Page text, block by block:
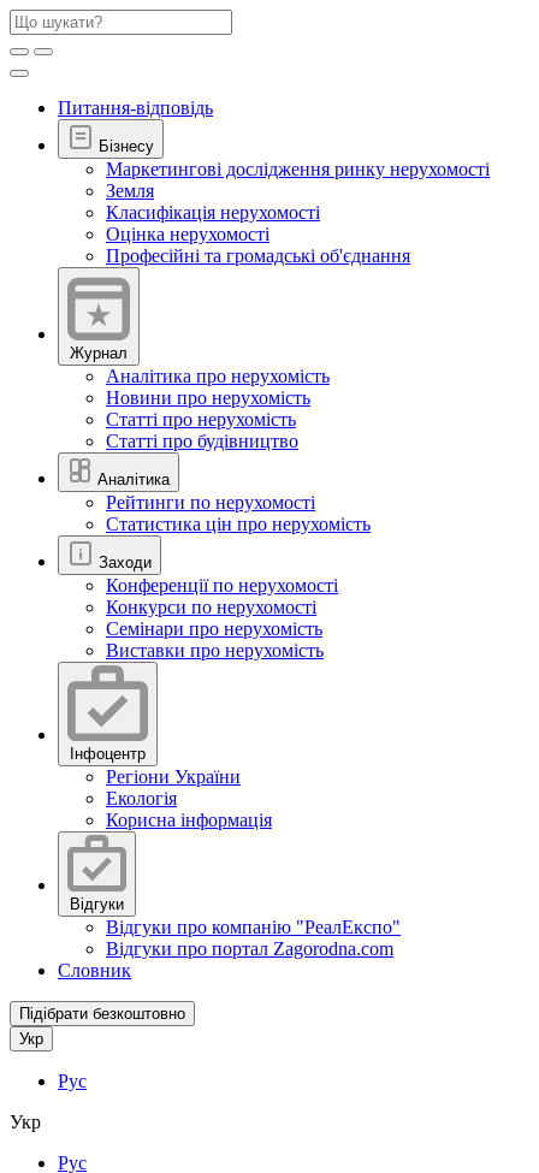
Питання-відповідь
Бізнесу
Маркетингові дослідження ринку нерухомості
Земля
Класифікація нерухомості
Оцінка нерухомості
Професійні та громадські об'єднання
Журнал
Аналітика про нерухомість
Новини про нерухомість
Статті про нерухомість
Статті про будівництво
Аналітика
Рейтинги по нерухомості
Статистика цін про нерухомість
Заходи
Конференції по нерухомості
Конкурси по нерухомості
Семінари про нерухомість
Виставки про нерухомість
Інфоцентр
Регіони України
Екологія
Корисна інформація
Відгуки
Відгуки про компанію "РеалЕкспо"
Відгуки про портал Zagorodna.com
Словник
Підібрати безкоштовно
Укр
Рус
Укр
Рус